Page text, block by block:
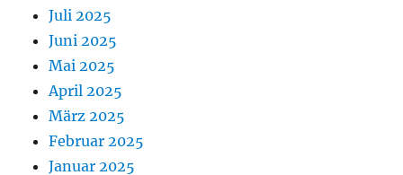
Juli 2025
Juni 2025
Mai 2025
April 2025
März 2025
Februar 2025
Januar 2025